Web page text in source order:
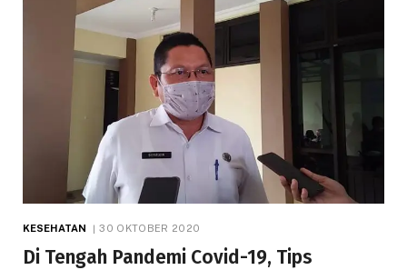
KESEHATAN 30 OKTOBER 2020
Di Tengah Pandemi Covid-19, Tips